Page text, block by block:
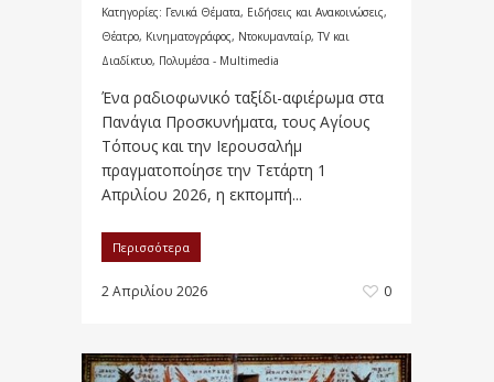
Κατηγορίες: Γενικά Θέματα, Ειδήσεις και Ανακοινώσεις,
Θέατρο, Κινηματογράφος, Ντοκυμανταίρ, TV και
Διαδίκτυο, Πολυμέσα - Multimedia
Ένα ραδιοφωνικό ταξίδι-αφιέρωμα στα
Πανάγια Προσκυνήματα, τους Αγίους
Τόπους και την Ιερουσαλήμ
πραγματοποίησε την Τετάρτη 1
Απριλίου 2026, η εκπομπή...
Περισσότερα
2 Απριλίου 2026 0